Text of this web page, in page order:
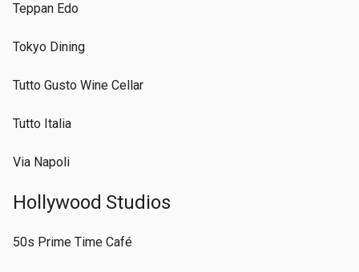
Teppan Edo
Tokyo Dining
Tutto Gusto Wine Cellar
Tutto Italia
Via Napoli
Hollywood Studios
50s Prime Time Café